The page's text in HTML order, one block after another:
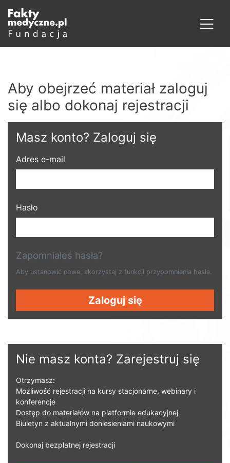
Aby obejrzeć materiał zaloguj
się albo dokonaj rejestracji
Masz konto? Zaloguj się
Adres e-mail
Hasło
Zapomniałeś hasła?
Aby ustanowić nowe, skorzystaj z funkcji przypomnienia hasła.
Zaloguj się
Nie masz konta? Zarejestruj się
Otrzymasz:
Możliwość rejestracji na kursy stacjonarne, webinary i
konferencje
Dostęp do materiałów na platformie edukacyjnej
Biuletyn z aktualnymi doniesieniami naukowymi
Dokonaj bezpłatnej rejestracji